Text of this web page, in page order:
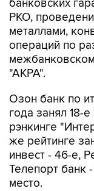
банковских
РКО,
металлами,
операций по
"АКРА".
Озон банк по
года занял 18-
рэнкинге
же рейтинге
инвест - 46-е,
Телепорт банк
место.